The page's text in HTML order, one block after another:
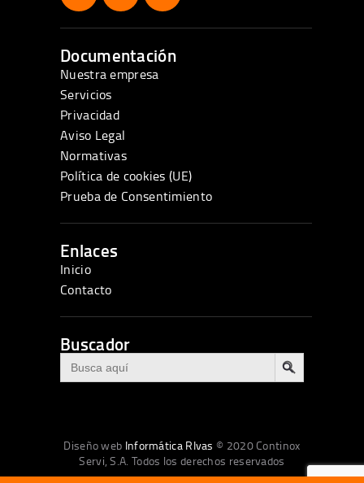
Documentación
Nuestra empresa
Servicios
Privacidad
Aviso Legal
Normativas
Política de cookies (UE)
Prueba de Consentimiento
Enlaces
Inicio
Contacto
Buscador
Buscar: BOTÓN DE BÚSQUEDA
Diseño web Informática RIvas © 2020 Continox
Servi, S.A. Todos los derechos reservados